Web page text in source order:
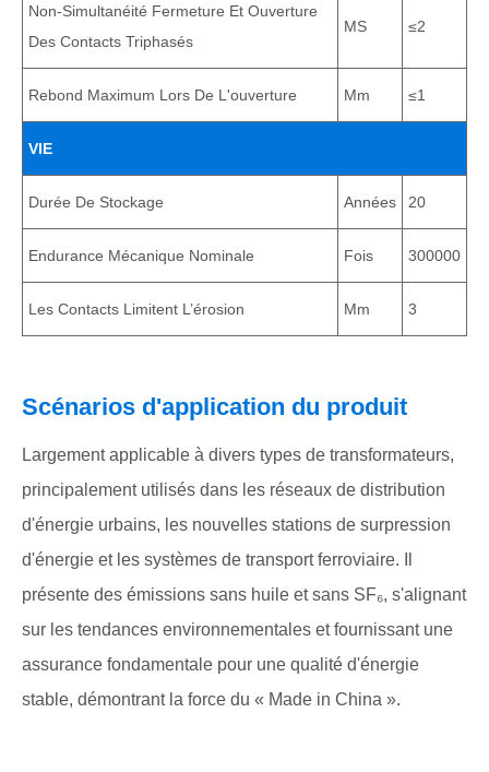
Non-Simultanéité Fermeture Et Ouverture
Des Contacts Triphasés
MS ≤2
Rebond Maximum Lors De L'ouverture Mm ≤1
VIE
Durée De Stockage Années 20
Endurance Mécanique Nominale Fois 300000
Les Contacts Limitent L’érosion Mm 3
Scénarios d'application du produit
Largement applicable à divers types de transformateurs,
principalement utilisés dans les réseaux de distribution
d'énergie urbains, les nouvelles stations de surpression
d'énergie et les systèmes de transport ferroviaire. Il
présente des émissions sans huile et sans SF₆, s'alignant
sur les tendances environnementales et fournissant une
assurance fondamentale pour une qualité d'énergie
stable, démontrant la force du « Made in China ».